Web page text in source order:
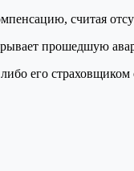
считая
прошедшую
его страховщиком